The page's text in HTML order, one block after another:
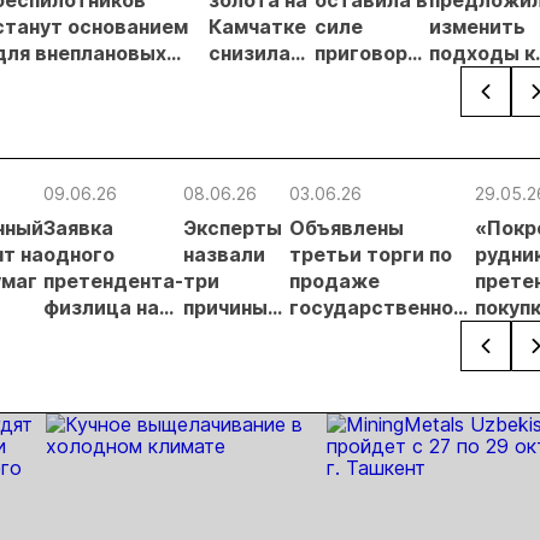
основанием
внеплановых
Камчатке
снизилась
силе
приговор
кг золота и
серебра на
изменить
подходы к
россыпной
на фоне
реформы
на
09.06.26
Заявка
одного
претендента-
физлица на
отклонена
08.06.26
Эксперты
назвали
три
причины
03.06.26
Объявлены
третьи торги по
продаже
государственного
рудник» в